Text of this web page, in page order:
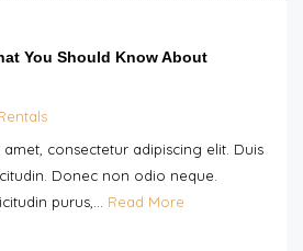
You Should Know About
consectetur adipiscing elit. Duis
Donec non odio neque.
purus,... Read More